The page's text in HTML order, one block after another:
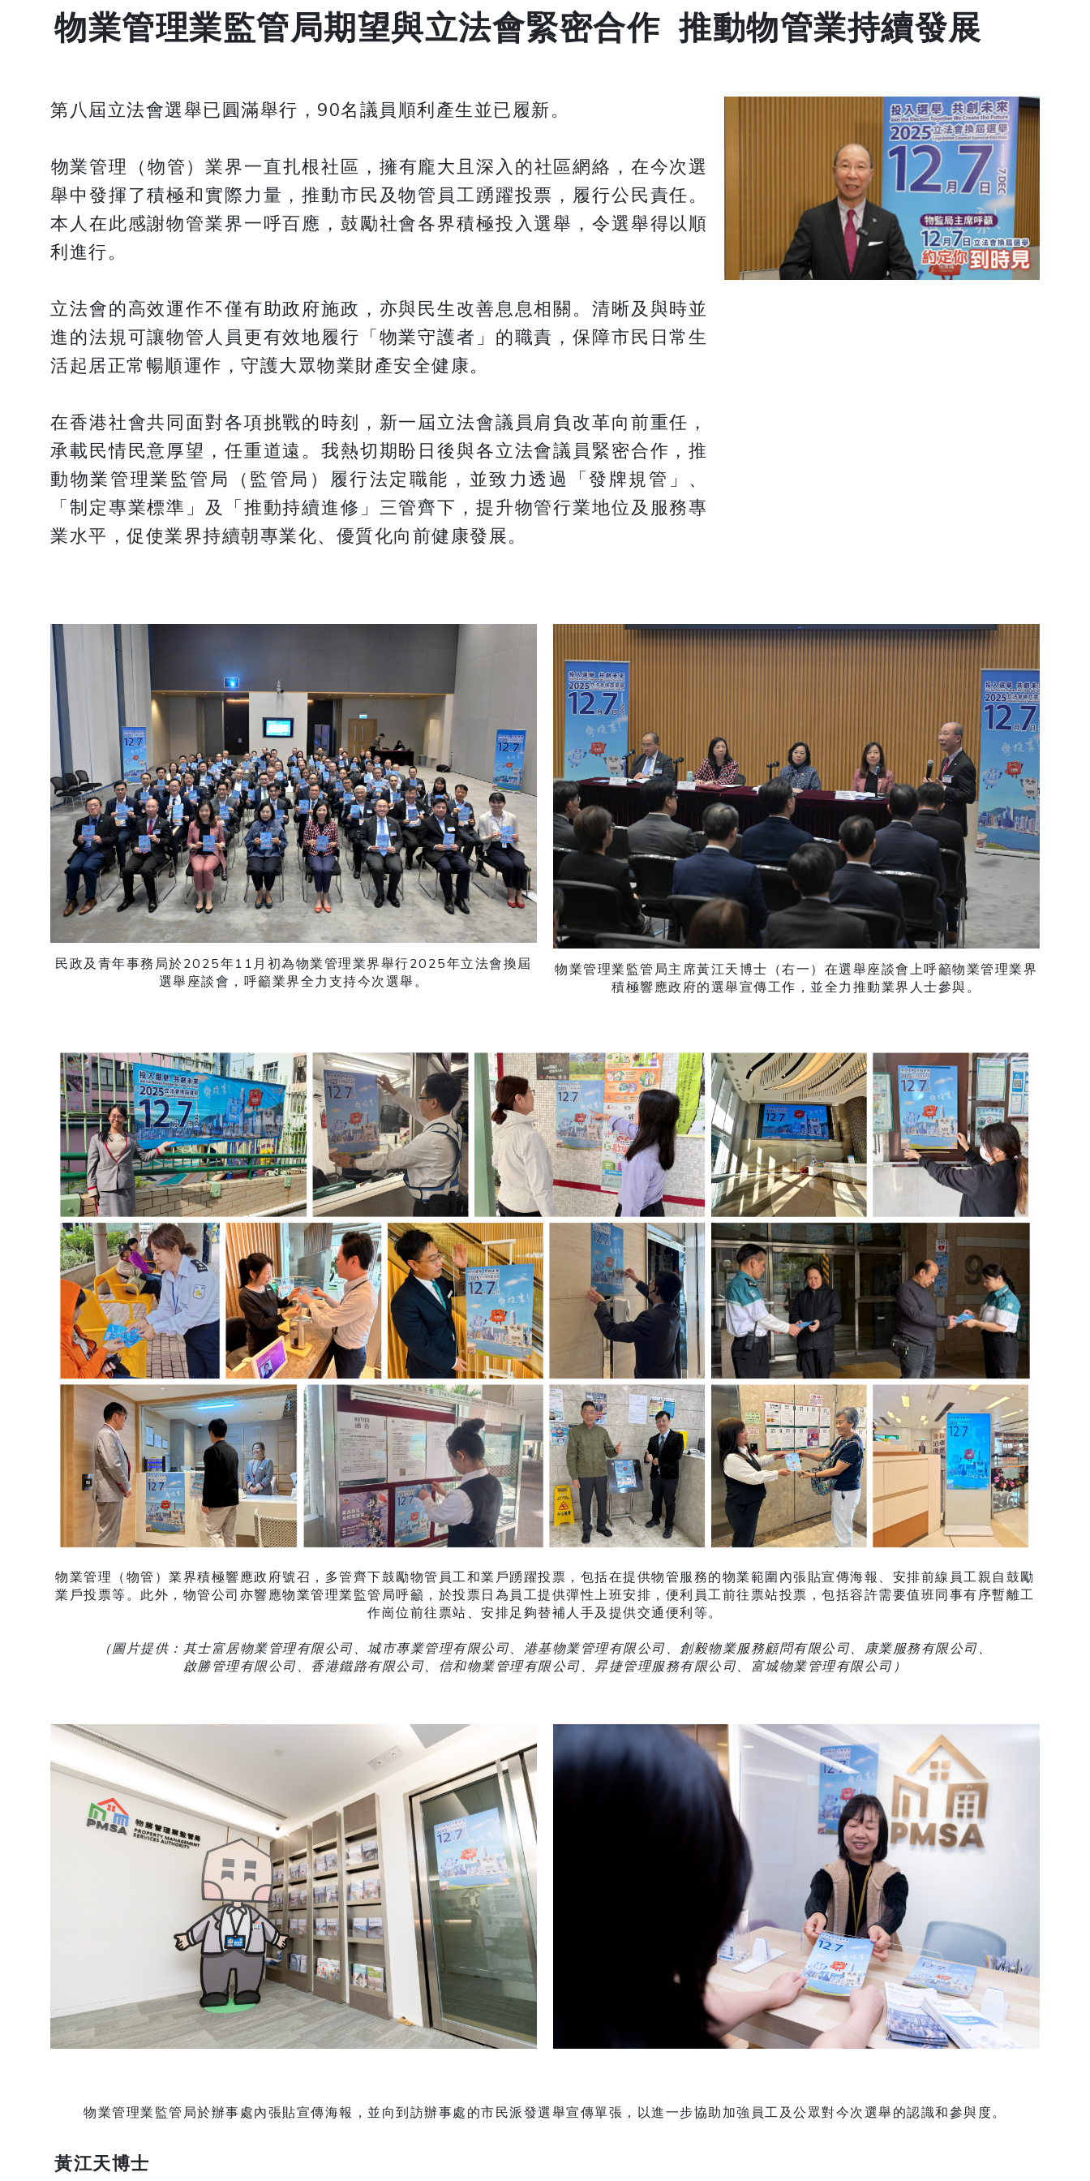
物業管理業監管局期望與立法會緊密合作 推動物管業持續發展
第八屆立法會選舉已圓滿舉行，90名議員順利產生並已履新。
​​​​​​​物業管理（物管）業界一直扎根社區，擁有龐大且深入的社區網絡，在今次選
舉中發揮了積極和實際力量，推動市民及物管員工踴躍投票，履行公民責任。
本人在此感謝物管業界一呼百應，鼓勵社會各界積極投入選舉，令選舉得以順
利進行。
立法會的高效運作不僅有助政府施政，亦與民生改善息息相關。清晰及與時並
進的法規可讓物管人員更有效地履行「物業守護者」的職責，保障市民日常生
活起居正常暢順運作，守護大眾物業財產安全健康。
在香港社會共同面對各項挑戰的時刻，新一屆立法會議員肩負改革向前重任，
承載民情民意厚望，任重道遠。我熱切期盼日後與各立法會議員緊密合作，推
動物業管理業監管局（監管局）履行法定職能，並致力透過「發牌規管」、
「制定專業標準」及「推動持續進修」三管齊下，提升物管行業地位及服務專
業水平，促使業界持續朝專業化、優質化向前健康發展。
民政及青年事務局於2025年11月初為物業管理業界舉行2025年立法會換屆
選舉座談會，呼籲業界全力支持今次選舉。
物業管理業監管局主席黃江天博士（右一）在選舉座談會上呼籲物業管理業界
積極響應政府的選舉宣傳工作，並全力推動業界人士參與。
​​​​​​​物業管理（物管）業界積極響應政府號召，多管齊下鼓勵物管員工和業戶踴躍投票，包括在提供物管服務的物業範圍內張貼宣傳海報、安排前線員工親自鼓勵
業戶投票等。此外，物管公司亦響應物業管理業監管局呼籲，於投票日為員工提供彈性上班安排，便利員工前往票站投票，包括容許需要值班同事有序暫離工
作崗位前往票站、安排足夠替補人手及提供交通便利等。
（圖片提供：其士富居物業管理有限公司、城市專業管理有限公司、港基物業管理有限公司、創毅物業服務顧問有限公司、康業服務有限公司、
​​​​​​​啟勝管理有限公司、香港鐵路有限公司、信和物業管理有限公司、昇捷管理服務有限公司、富城物業管理有限公司）
物業管理業監管局於辦事處內張貼宣傳海報，並向到訪辦事處的市民派發選舉宣傳單張，以進一步協助加強員工及公眾對今次選舉的認識和參與度。
黃江天博士